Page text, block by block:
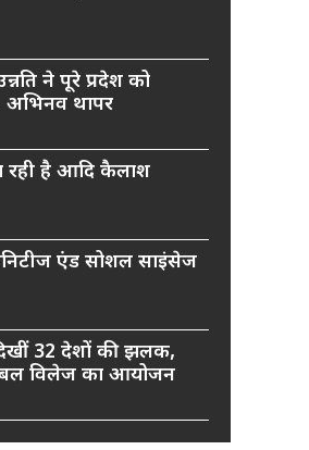
ने पूरे प्रदेश को
अभिनव थापर
रही है आदि कैलाश
एंड सोशल साइंसेज
32 देशों की झलक,
विलेज का आयोजन